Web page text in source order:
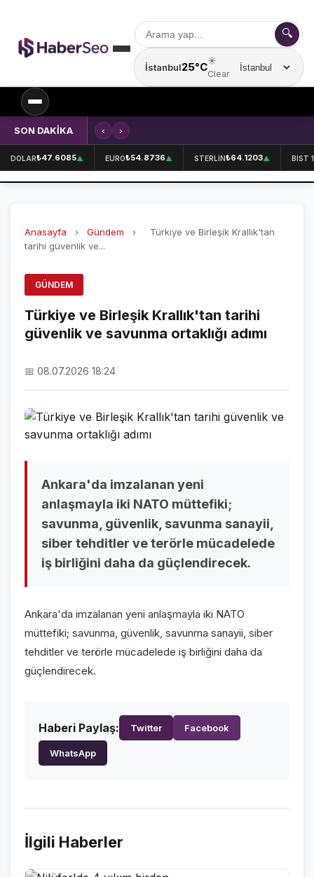
🔍
İstanbul25°C☀️
Clear
Şehir seçin
SPOR
SPOR HABERLERİ
FENERBAHÇE
ÖZEL SAYFALAR
NAMAZ VAKİTLERİ
KRİPTO PARALAR
SON DAKİKA
VİDEO GALERİ
FOTO GALERİ
VİDEO GALERİ
FOTO GALERİ
HAKKIMIZDA
KÜNYE
SON DAKİKA ‹ ›
DOLAR₺47.6085▲ EURO₺54.8736▲ STERLİN₺64.1203▲ BIST
Anasayfa › Gündem ›
Türkiye ve Birleşik Krallık'tan
tarihi güvenlik ve...
GÜNDEM
Türkiye ve Birleşik Krallık'tan tarihi
güvenlik ve savunma ortaklığı adımı
📅 08.07.2026 18:24
Ankara'da imzalanan yeni
anlaşmayla iki NATO müttefiki;
savunma, güvenlik, savunma sanayii,
siber tehditler ve terörle mücadelede
iş birliğini daha da güçlendirecek.
Ankara'da imzalanan yeni anlaşmayla iki NATO
müttefiki; savunma, güvenlik, savunma sanayii, siber
tehditler ve terörle mücadelede iş birliğini daha da
güçlendirecek.
Haberi Paylaş: Twitter Facebook
WhatsApp
İlgili Haberler